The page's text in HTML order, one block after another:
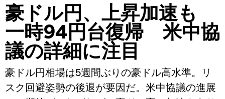
豪ドル円、上昇加速も
一時94円台復帰 米中協
議の詳細に注目
豪ドル円相場は5週間ぶりの豪ドル高水準。リ
スク回避姿勢の後退が要因だ。米中協議の進展